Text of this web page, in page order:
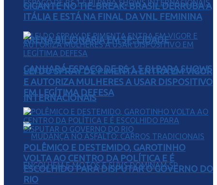
ARENA BILIONÁRIA EM SP: CIDADE
GANHARÁ ESPAÇO DE R$ 1,5 BI PARA SHOWS
INTERNACIONAIS
GIGANTE NO TIE-BREAK: BRASIL DERRUBA A
ITÁLIA E ESTÁ NA FINAL DA VNL FEMININA
LEI DO SPRAY DE PIMENTA ENTRA EM VIGOR
E AUTORIZA MULHERES A USAR DISPOSITIVO
EM LEGÍTIMA DEFESA
POLÊMICO E DESTEMIDO, GAROTINHO
VOLTA AO CENTRO DA POLÍTICA E É
ESCOLHIDO PARA DISPUTAR O GOVERNO DO
RIO